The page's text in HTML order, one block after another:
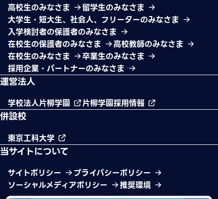
高校生のみなさま
留学生のみなさま
大学生・短大生、社会人、フリーターのみなさま
入学検討者の保護者のみなさま
在校生の保護者のみなさま
高校教師のみなさま
在校生のみなさま
卒業生のみなさま
採用企業・パートナーのみなさま
運営法人
学校法人片柳学園 片柳学園採用情報
併設校
東京工科大学
当サイトについて
サイトポリシー
プライバシーポリシー
ソーシャルメディアポリシー
推奨環境